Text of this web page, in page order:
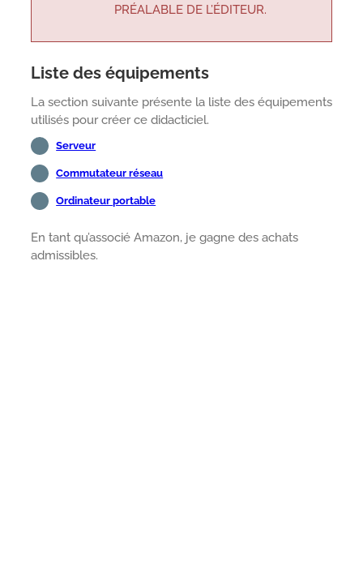
PRÉALABLE DE L’ÉDITEUR.
Liste des équipements
La section suivante présente la liste des équipements
utilisés pour créer ce didacticiel.
Serveur
Commutateur réseau
Ordinateur portable
En tant qu’associé Amazon, je gagne des achats
admissibles.